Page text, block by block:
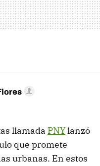
llamada PNYlanzó
que promete
urbanas. En estos